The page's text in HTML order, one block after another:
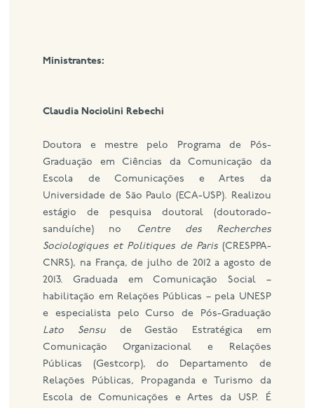
Ministrantes:
Claudia Nociolini Rebechi
Doutora e mestre pelo Programa de Pós-
Graduação em Ciências da Comunicação da
Escola de Comunicações e Artes da
Universidade de São Paulo (ECA-USP). Realizou
estágio de pesquisa doutoral (doutorado-
sanduíche) no
Centre des Recherches
Sociologiques et Politiques de Paris(CRESPPA-
CNRS), na França, de julho de 2012 a agosto de
2013. Graduada em Comunicação Social –
habilitação em Relações Públicas – pela UNESP
e especialista pelo Curso de Pós-Graduação
Lato Sensude Gestão Estratégica em
Comunicação Organizacional e Relações
Públicas (Gestcorp), do Departamento de
Relações Públicas, Propaganda e Turismo da
Escola de Comunicações e Artes da USP. É